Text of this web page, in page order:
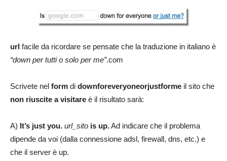
url facile da ricordare se pensate che la traduzione in italiano è
“down per tutti o solo per me”.com
Scrivete nel form di downforeveryoneorjustforme il sito che
non riuscite a visitare è il risultato sarà:
A) It’s just you. url_sito is up.Ad indicare che il problema
dipende da voi (dalla connessione adsl, firewall, dns, etc.) e
che il server è up.